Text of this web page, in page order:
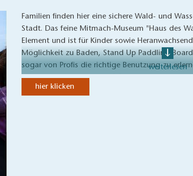
Familien finden hier eine sichere Wald- und
Stadt. Das feine Mitmach-Museum "Haus des
Element und ist für Kinder sowie
Möglichkeit zu Baden, Stand Up Paddling
sogar von Profis die richtige Benutzung zu
reizen und herausfordern. Wasser hoch 3 an
weiterlesen
hier klicken